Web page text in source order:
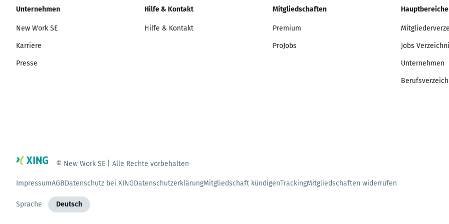
Unternehmen
New Work SE
Karriere
Presse
Hilfe & Kontakt
Hilfe & Kontakt
Mitgliedschaften
Premium
ProJobs
Hauptbereiche
Jobs
Unternehmen
© New Work SE | Alle Rechte vorbehalten
ImpressumAGBDatenschutz bei XINGDatenschutzerklärungMitgliedschaft kündigenTrackingMitgliedschaften widerrufen
Sprache Deutsch